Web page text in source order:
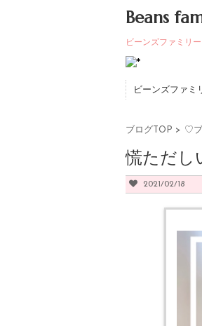
Beans
ビーンズファミリ
ビーンズファミ
ブログTOP > ♡
慌ただし
2021/02/18